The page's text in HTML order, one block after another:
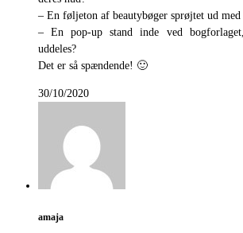
– En føljeton af beautybøger sprøjtet ud med
– En pop-up stand inde ved
uddeles?
Det er så spændende! 🙂
30/10/2020
amaja